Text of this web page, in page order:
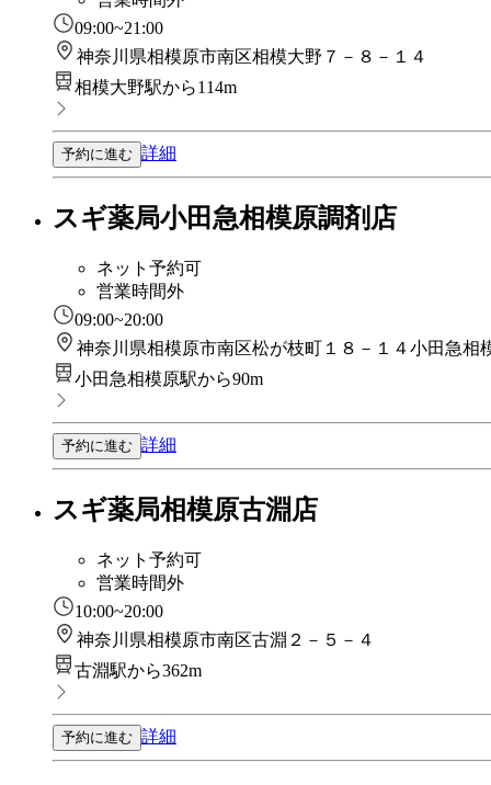
09:00~21:00
神奈川県相模原市南区相模大野７－８－１４
相模大野駅から114m
予約に進む 詳細
スギ薬局小田急相模原調剤店
ネット予約可
営業時間外
09:00~20:00
神奈川県相模原市南区松が枝町１８－１４小田急相
小田急相模原駅から90m
予約に進む 詳細
スギ薬局相模原古淵店
ネット予約可
営業時間外
10:00~20:00
神奈川県相模原市南区古淵２－５－４
古淵駅から362m
予約に進む 詳細